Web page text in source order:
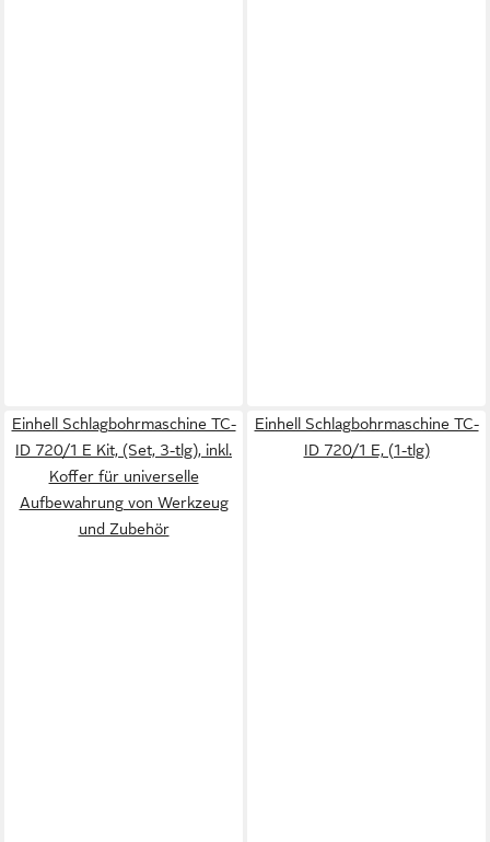
Einhell Schlagbohrmaschine TC-
ID 720/1 E Kit, (Set, 3-tlg), inkl.
Koffer für universelle
Aufbewahrung von Werkzeug
und Zubehör
Einhell Schlagbohrmaschine TC-
ID 720/1 E, (1-tlg)